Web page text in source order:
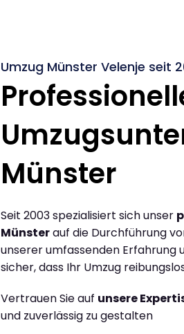
Umzug Münster Velenje seit
Münster
Seit 2003 spezialisiert sich unser
Münsterauf die Durchführung
unserer umfassenden Erfahrung
sicher, dass Ihr Umzug
Vertrauen Sie auf unsere
und zuverlässig zu gestalten